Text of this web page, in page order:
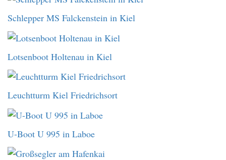
Schlepper MS Falckenstein in Kiel
Lotsenboot Holtenau in Kiel
Leuchtturm Kiel Friedrichsort
U-Boot U 995 in Laboe